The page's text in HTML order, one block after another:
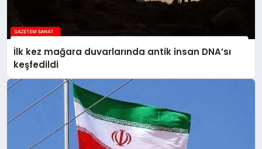
İlk kez mağara duvarlarında antik insan DNA’sı
keşfedildi